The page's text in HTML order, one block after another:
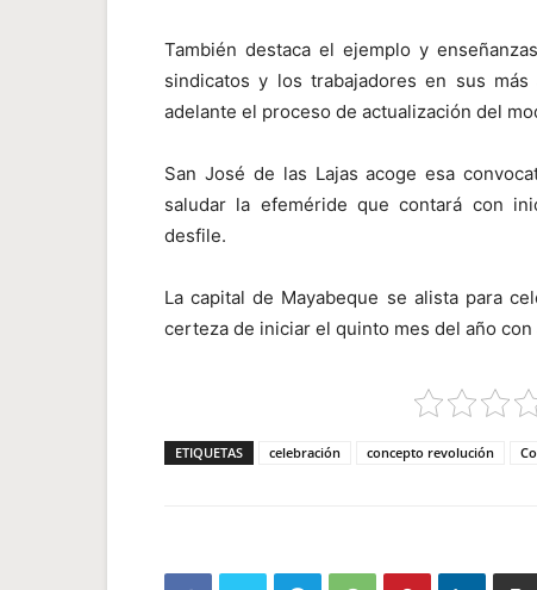
También destaca el ejemplo y
sindicatos y los trabajadores en sus
adelante el proceso de actualización del
San José de las Lajas acoge esa
saludar la efeméride que contará con
desfile.
La capital de Mayabeque se alista para
certeza de iniciar el quinto mes del año
ETIQUETAS celebración concepto revolución